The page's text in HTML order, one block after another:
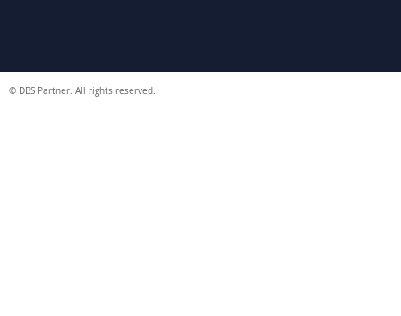
© DBS Partner. All rights reserved.